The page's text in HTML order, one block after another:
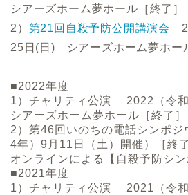
シアーズホーム夢ホール［終了］
2） 第21回自殺予防公開講演会
25日(日) シアーズホーム夢ホー
■2022年度
1）チャリティ公演 2022（令
シアーズホーム夢ホール［終了］
2）第46回いのちの電話シンポ
4年）9月11日（土）開催）［終了
オンラインによる【自殺予防シン
■2021年度
1）チャリティ公演 2021（令和